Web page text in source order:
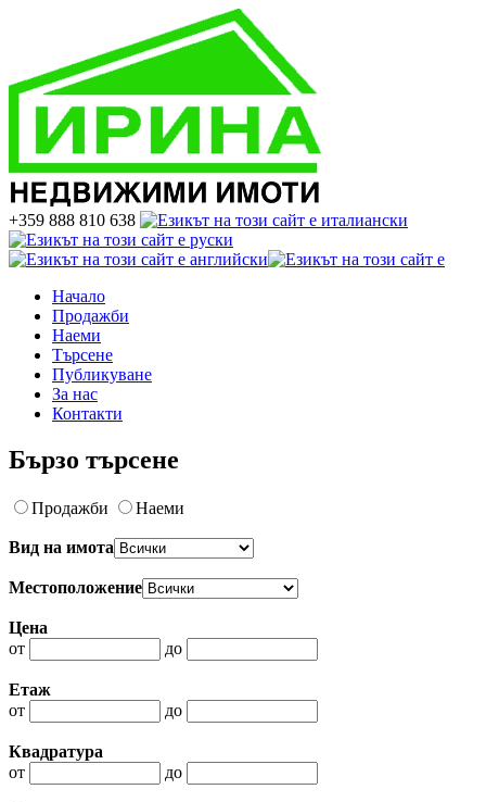
+359 888 810 638
Начало
Продажби
Наеми
Търсене
Публикуване
За нас
Контакти
Бързо търсене
Продажби Наеми
Вид на имота
Местоположение
Цена
от
до
Етаж
от
до
Квадратура
от
до